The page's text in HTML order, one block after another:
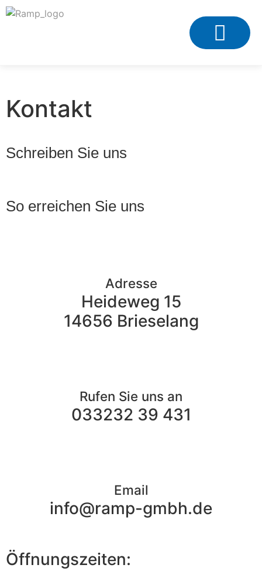
Kontakt
So erreichen Sie uns
Adresse
Heideweg 15
14656 Brieselang
Rufen Sie uns an
033232 39 431
Email
info@ramp-gmbh.de
Öffnungszeiten:
Schreiben Sie uns